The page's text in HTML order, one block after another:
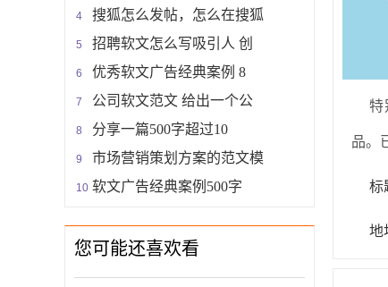
搜狐怎么发帖，怎么在搜狐
招聘软文怎么写吸引人 创
优秀软文广告经典案例 8
公司软文范文 给出一个公
分享一篇500字超过10
市场营销策划方案的范文模
软文广告经典案例500字
您可能还喜欢看
特
品。
标
地